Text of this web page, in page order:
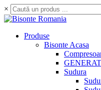
×
Produse
Bisonte Acasa
Sudura